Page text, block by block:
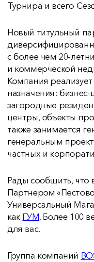
Турнира и всего
Новый титульный
с более чем 20-
и коммерческой
Компания
назначения:
загородные
центры, объекты
также занимается
генеральным
частных и
Рады сообщить, что
Партнером
Универсальный
как ГУМ. Более 100
для вас.
Группа компаний